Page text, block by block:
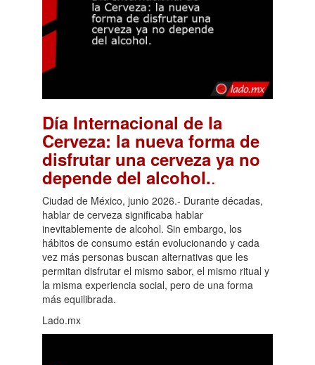
Día Internacional de la
Cerveza: la nueva forma de
disfrutar una cerveza ya no
depende del alcohol..
Ciudad de México, junio 2026.- Durante décadas,
hablar de cerveza significaba hablar
inevitablemente de alcohol. Sin embargo, los
hábitos de consumo están evolucionando y cada
vez más personas buscan alternativas que les
permitan disfrutar el mismo sabor, el mismo ritual y
la misma experiencia social, pero de una forma
más equilibrada.
Lado.mx